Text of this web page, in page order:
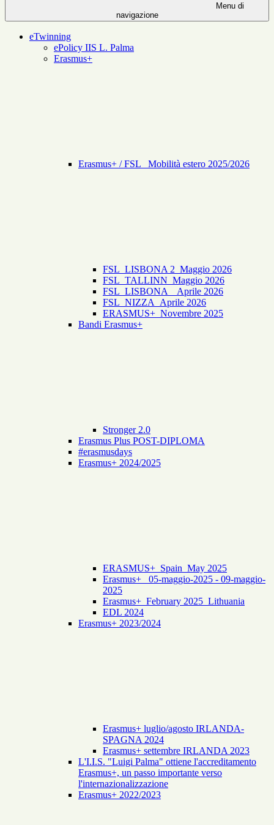
Menu di
navigazione
eTwinning
ePolicy IIS L. Palma
Erasmus+
Erasmus+ / FSL _Mobilità estero 2025/2026
FSL_LISBONA 2_Maggio 2026
FSL_TALLINN_Maggio 2026
FSL_LISBONA _ Aprile 2026
FSL_NIZZA_Aprile 2026
ERASMUS+_Novembre 2025
Bandi Erasmus+
Stronger 2.0
Erasmus Plus POST-DIPLOMA
#erasmusdays
Erasmus+ 2024/2025
ERASMUS+_Spain_May 2025
Erasmus+_ 05-maggio-2025 - 09-maggio-
2025
Erasmus+_February 2025_Lithuania
EDL 2024
Erasmus+ 2023/2024
Erasmus+ luglio/agosto IRLANDA-
SPAGNA 2024
Erasmus+ settembre IRLANDA 2023
L'I.I.S. "Luigi Palma" ottiene l'accreditamento
Erasmus+, un passo importante verso
l'internazionalizzazione
Erasmus+ 2022/2023